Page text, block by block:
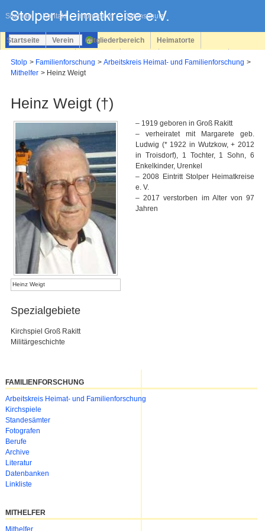
Sitemap Kontakt Impressum Datenschutz
überspringen
Startseite Verein Mitgliederbereich Heimatorte
Login
Stolp Familienforschung
Arbeitskreis Heimat- und Familienforschung
Mithelfer
Heinz Weigt
Heinz Weigt (†)
Heinz Weigt
– 1919 geboren in Groß Rakitt
– verheiratet mit Margarete geb.
Ludwig (* 1922 in Wutzkow, + 2012
in Troisdorf), 1 Tochter, 1 Sohn, 6
Enkelkinder, Urenkel
– 2008 Eintritt Stolper Heimatkreise
e. V.
– 2017 verstorben im Alter von 97
Jahren
Spezialgebiete
Kirchspiel Groß Rakitt
Militärgeschichte
FAMILIENFORSCHUNG
Navigation
überspringen
Arbeitskreis Heimat- und Familienforschung
Kirchspiele
Standesämter
Fotografen
Berufe
Archive
Literatur
Datenbanken
Linkliste
MITHELFER
Navigation